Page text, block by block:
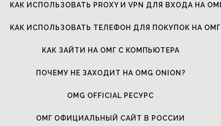
КАК ИСПОЛЬЗОВАТЬ PROXY И VPN ДЛЯ ВХОДА НА
КАК ИСПОЛЬЗОВАТЬ ТЕЛЕФОН ДЛЯ ПОКУПОК НА ОМГ
КАК ЗАЙТИ НА ОМГ С КОМПЬЮТЕРА
ПОЧЕМУ НЕ ЗАХОДИТ НА OMG ONION?
OMG OFFICIAL РЕСУРС
ОМГ ОФИЦИАЛЬНЫЙ САЙТ В РОССИИ